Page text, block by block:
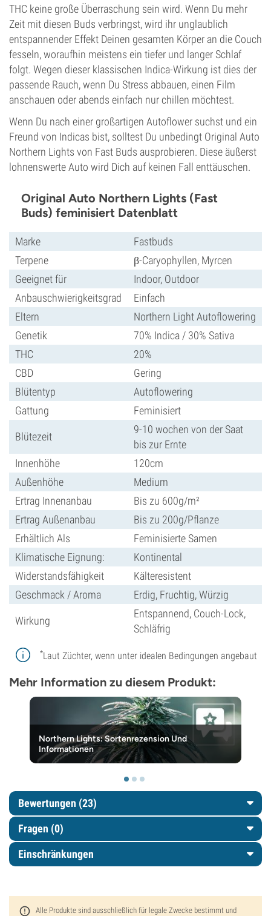
THC keine große Überraschung sein wird. Wenn Du mehr
Zeit mit diesen Buds verbringst, wird ihr unglaublich
entspannender Effekt Deinen gesamten Körper an die Couch
fesseln, woraufhin meistens ein tiefer und langer Schlaf
folgt. Wegen dieser klassischen Indica-Wirkung ist dies der
passende Rauch, wenn Du Stress abbauen, einen Film
anschauen oder abends einfach nur chillen möchtest.
Wenn Du nach einer großartigen Autoflower suchst und ein
Freund von Indicas bist, solltest Du unbedingt Original Auto
Northern Lights von Fast Buds ausprobieren. Diese äußerst
lohnenswerte Auto wird Dich auf keinen Fall enttäuschen.
Original Auto Northern Lights (Fast
Buds) feminisiert Datenblatt
Marke
Fastbuds
Terpene
β-Caryophyllen, Myrcen
Geeignet für
Indoor, Outdoor
Anbauschwierigkeitsgrad
Einfach
Eltern
Northern Light Autoflowering
Genetik
70% Indica / 30% Sativa
THC
20%
CBD
Gering
Blütentyp
Autoflowering
Gattung
Feminisiert
Blütezeit
9-10 wochen von der Saat
bis zur Ernte
Innenhöhe
120cm
Außenhöhe
Medium
Ertrag Innenanbau
Bis zu 600g/m²
Ertrag Außenanbau
Bis zu 200g/Pflanze
Erhältlich Als
Feminisierte Samen
Klimatische Eignung:
Kontinental
Widerstandsfähigkeit
Kälteresistent
Geschmack / Aroma
Erdig, Fruchtig, Würzig
Wirkung
Entspannend, Couch-Lock,
Schläfrig
*Laut Züchter, wenn unter idealen Bedingungen angebaut
Mehr Information zu diesem Produkt:
Northern Lights: Sortenrezension Und
Informationen
Bewertungen (23)
Fragen (0)
Einschränkungen
Alle Produkte sind ausschließlich für legale Zwecke bestimmt und